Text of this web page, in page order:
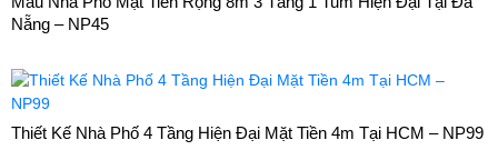
Nẵng – NP45
Thiết Kế Nhà Phố 4 Tầng Hiện Đại Mặt Tiền 4m Tại HCM – NP99